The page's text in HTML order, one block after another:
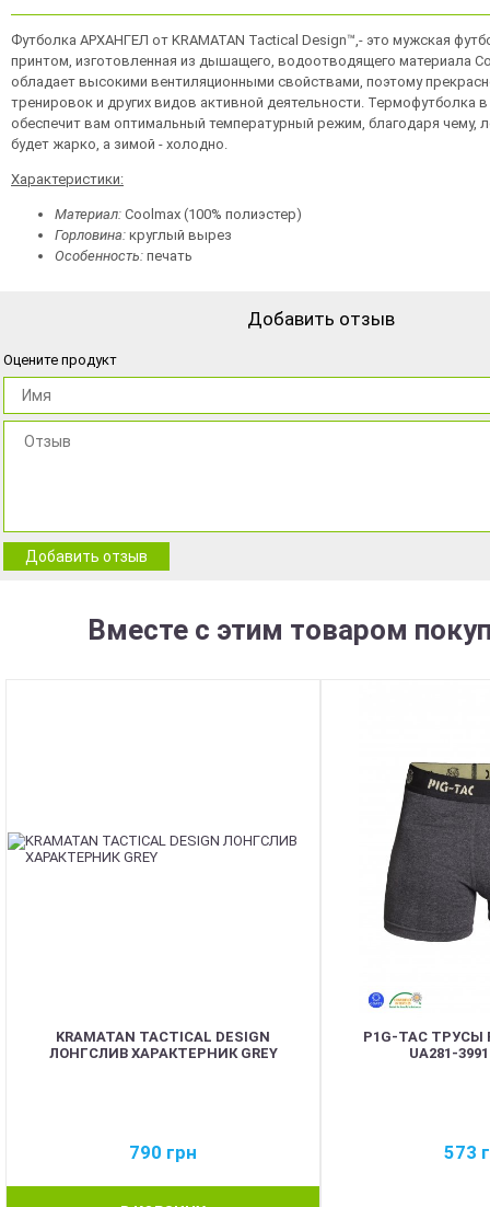
Футболка АРХАНГЕЛ от KRAMATAN Tactical Design™,- это мужская
принтом, изготовленная из дышащего, водоотводящего материала
обладает высокими вентиляционными свойствами, поэтому
тренировок и других видов активной деятельности. Термофутболка
обеспечит вам оптимальный температурный режим, благодаря чему,
будет жарко, а зимой - холодно.
Характеристики:
Материал: Coolmax (100% полиэстер)
Горловина: круглый вырез
Особенность: печать
Добавить отзыв
Оцените продукт
Добавить отзыв
Вместе с этим товаром
KRAMATAN TACTICAL DESIGN
ЛОНГСЛИВ ХАРАКТЕРНИК GREY
790 грн
P1G-TAC ТРУСЫ
UA281-
573